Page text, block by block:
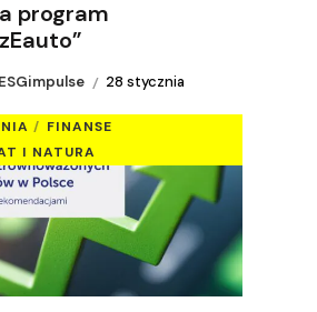
program
28 stycznia
FINANSE
I NATURA